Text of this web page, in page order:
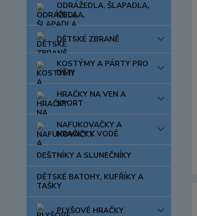
ODRÁŽEDLA, ŠLAPADLA,
KOLA
DĚTSKÉ ZBRANĚ
KOSTÝMY A PÁRTY PRO
DĚTI
HRAČKY NA VEN A
SPORT
NAFUKOVAČKY A
HRAČKY K VODĚ
DEŠTNÍKY A SLUNEČNÍKY
DĚTSKÉ BATOHY, KUFŘÍKY A
TAŠKY
PLYŠOVÉ HRAČKY